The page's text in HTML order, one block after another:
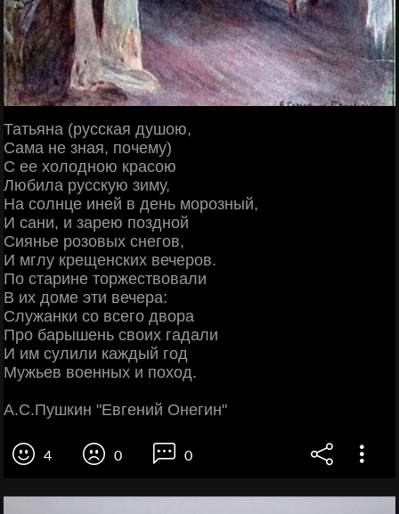
Татьяна (русская душою,
Сама не зная, почему)
С ее холодною красою
Любила русскую зиму,
На солнце иней в день морозный,
И сани, и зарею поздной
Сиянье розовых снегов,
И мглу крещенских вечеров.
По старине торжествовали
В их доме эти вечера:
Служанки со всего двора
Про барышень своих гадали
И им сулили каждый год
Мужьев военных и поход.
А.С.Пушкин "Евгений Онегин"
4 0 0